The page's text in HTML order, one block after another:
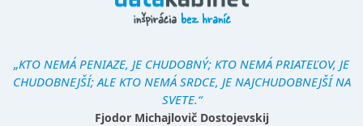
„KTO NEMÁ PENIAZE, JE CHUDOBNÝ; KTO NEMÁ PRIATEĽOV, JE
CHUDOBNEJŠÍ; ALE KTO NEMÁ SRDCE, JE NAJCHUDOBNEJŠÍ NA
SVETE.“
Fjodor Michajlovič Dostojevskij